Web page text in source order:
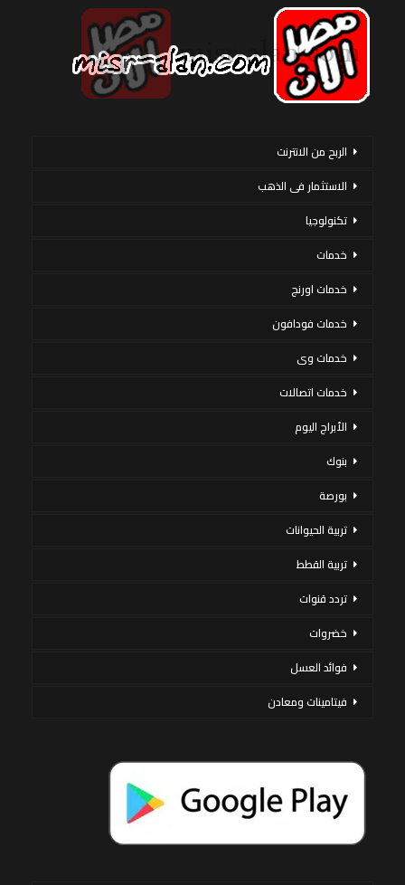
الربح من الانترنت
الاستثمار فى الذهب
تكنولوجيا
خدمات
خدمات اورنج
خدمات فودافون
خدمات وى
خدمات اتصالات
الأبراج اليوم
بنوك
بورصة
تربية الحيوانات
تربية القطط
تردد قنوات
خضروات
فوائد العسل
فيتامينات ومعادن